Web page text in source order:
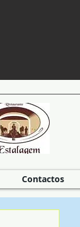
Contactos